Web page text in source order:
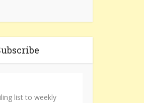
list to weekly